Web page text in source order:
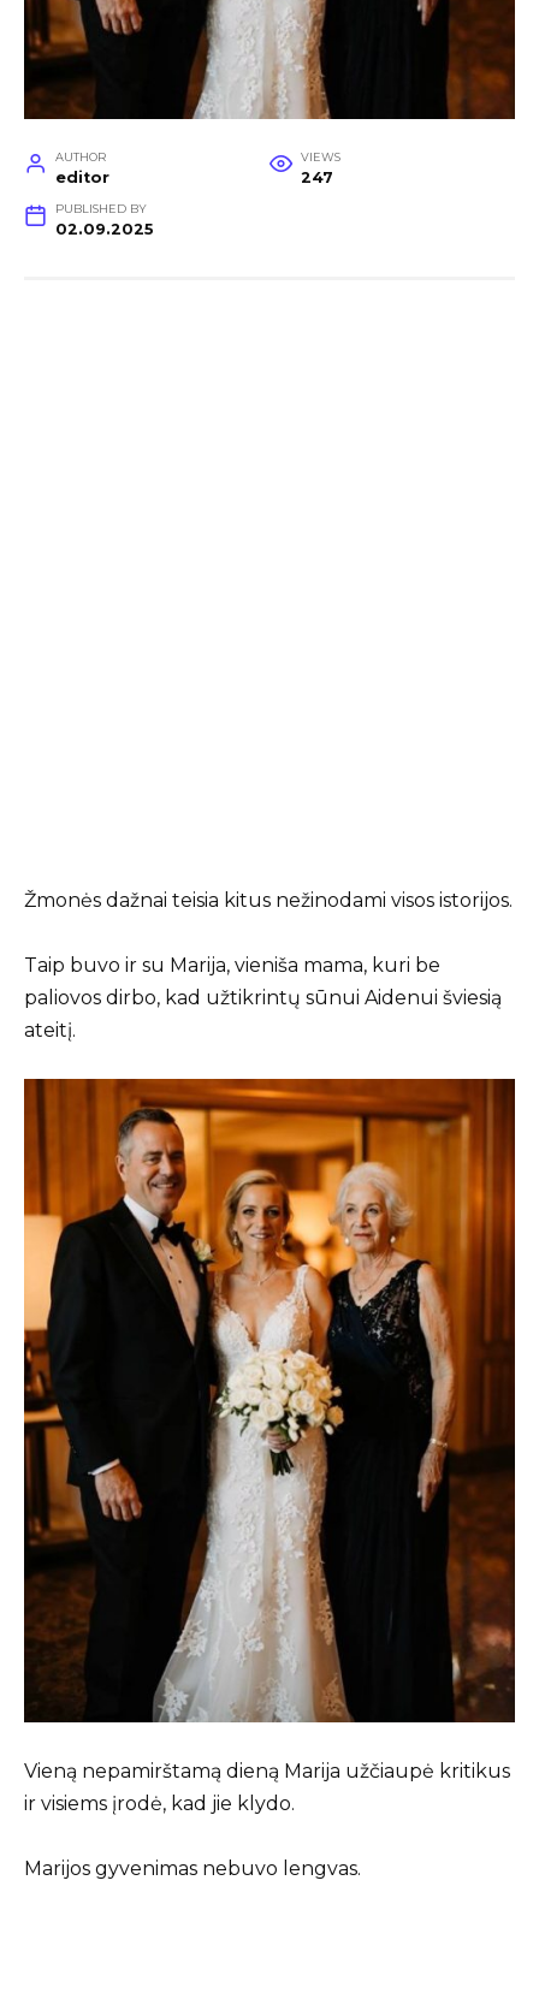
AUTHOR
editor
VIEWS
247
PUBLISHED BY
02.09.2025
Žmonės dažnai teisia kitus nežinodami visos istorijos.
Taip buvo ir su Marija, vieniša mama, kuri be
paliovos dirbo, kad užtikrintų sūnui Aidenui šviesią
ateitį.
Vieną nepamirštamą dieną Marija užčiaupė kritikus
ir visiems įrodė, kad jie klydo.
Marijos gyvenimas nebuvo lengvas.